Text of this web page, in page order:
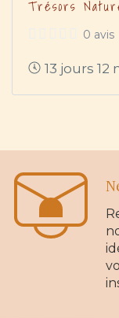
Trésors
0 avis
13 jours 12